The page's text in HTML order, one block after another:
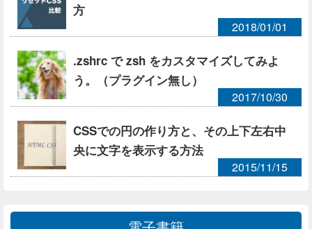
方
2018/01/01
.zshrc で zsh をカスタマイズしてみよ
う。（プラグイン無し）
2017/10/30
CSSでの円の作り方と、その上下左右中
央に文字を表示する方法
2015/11/15